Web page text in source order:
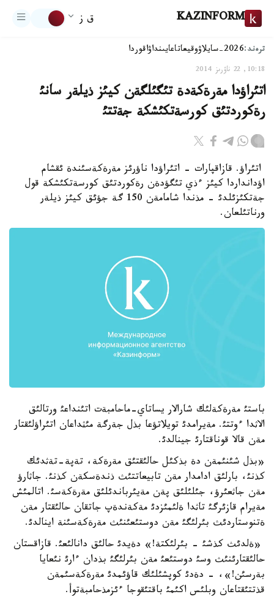
KAZINFORM ق ز
ترەند:2026-سايلاۋ وقيعاتاعايىنداۋاقوردا
10:18, 22 ناۋرىز 2014
اتئراؤدا مةرةكةدة تئگئلگةن كيئز ذيلةر سانئ
رةكوردتئق كورسةتكئشكة جةتتئ
اتئراؤ. قازاقپارات - اتئراؤدا ناؤرئز مةرةكةسئندة ئقشام
اؤدانداردا كيئز ءذي تئگؤدةن رةكوردتئق كورسةتكئشكة قول
جةتكئزئلدئ - مذندا شامامةن 150 گة جؤئق كيئز ذيلةر
ورناتئلعان.
باستئ مةرةكةلئك شارالار يساتاي-ماحامبةت اتئنداعئ ورتالئق
الاثدا ءوتتئ. مةيرامدئ تويلاتؤعا بذل جةرگة مئثداعان اتئراؤلئقتار
مةن قالا قوناقتارئ جينالدئ.
«بذل شئنئمةن دة بذكئل حالئقتئق مةرةكة، تةپة-تةثدئك
كذنئ، بارلئق ادامدار مةن تابيعاتتئث ذندةسكةن كذنئ. جاثارؤ
مةن جاثعئرؤ، جئلئلئق پةن مةيئرباندئلئق مةرةكةسئ. اتالمئش
مةيرام قازئرگئ تاثدا ةلئمئزدئ مةكةندةپ جاتقان حالئقتار مةن
ةتنوستاردئث بئرلئگئ مةن دوستئعئنئث مةرةكةسئنة اينالدئ.
«ةلدئث كذشئ - بئرلئكتة!» دةيدئ حالئق دانالئعئ. قازاقستان
حالئقتارئنئث وسئ دوستئعئ مةن بئرلئگئ بذدان ءارئ نئعايا
بةرسئن!»، - دةدئ كوپشئلئك قاؤئمدئ مةرةكةسئمةن
قذتتئقتاعان وبلئس اكئمئ باقتئقوجا ءئزمذحامبةتوأ.